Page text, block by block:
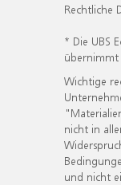
Rechtliche
* Die UBS
übernimmt
Wichtige
nicht in
und nicht